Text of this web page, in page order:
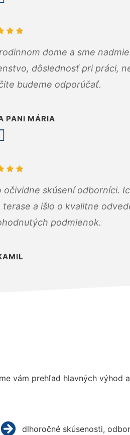
dome a sme
dôslednosť pri práci,
budeme odporúčať.
PANI MÁRIA
skúsení odborníci.
a išlo o kvalitne
podmienok.
vám prehľad hlavných výhod
dlhoročné skúsenosti,